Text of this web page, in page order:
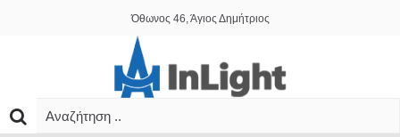
Όθωνος 46, Άγιος Δημήτριος